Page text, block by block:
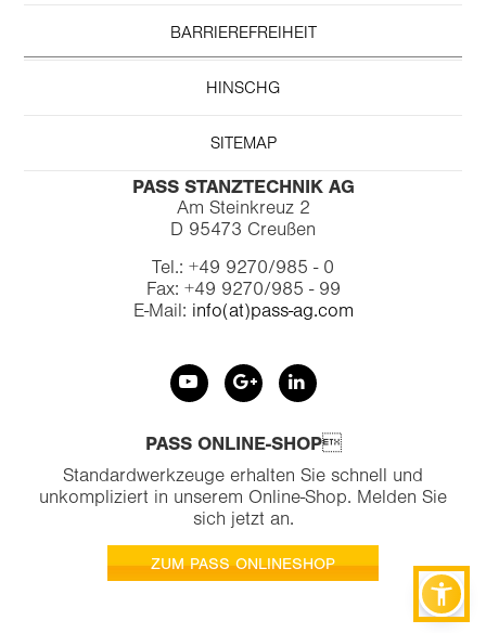
BARRIEREFREIHEIT
HINSCHG
SITEMAP
PASS STANZTECHNIK AG
Am Steinkreuz 2
D 95473 Creußen
Tel.: +49 9270/985 - 0
Fax: +49 9270/985 - 99
E-Mail: info(at)pass-ag.com
PASS ONLINE-SHOP
Standardwerkzeuge erhalten Sie schnell und
unkompliziert in unserem Online-Shop. Melden Sie
sich jetzt an.
ZUM PASS ONLINESHOP